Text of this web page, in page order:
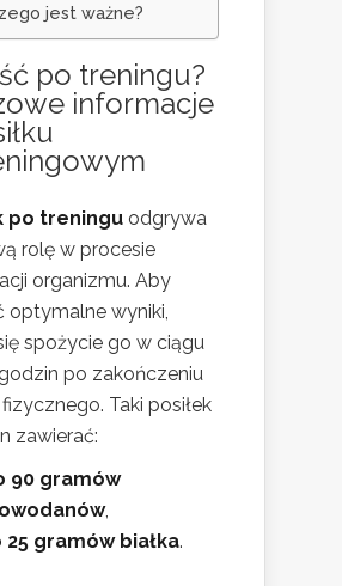
jest ważne?
po treningu?
informacje
po treningu odgrywa
rolę w procesie
organizmu. Aby
optymalne wyniki,
spożycie go w ciągu
po zakończeniu
Taki posiłek
zawierać:
90 gramów
,
25 gramów białka.